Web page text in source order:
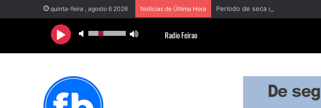
quinta-feira , agosto 6 2026 Notícias de Última Hora